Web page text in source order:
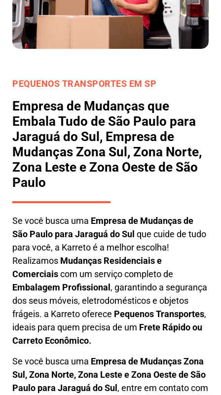
PEQUENOS TRANSPORTES EM SP
Empresa de Mudanças que
Embala Tudo de São Paulo para
Jaraguá do Sul, Empresa de
Mudanças Zona Sul, Zona Norte,
Zona Leste e Zona Oeste de São
Paulo
Se você busca uma Empresa de Mudanças de
São Paulo para Jaraguá do Sul que cuide de tudo
para você, a Karretoé a melhor escolha!
Realizamos Mudanças Residenciais e
Comerciaiscom um serviço completo de
Embalagem Profissional , garantindo a segurança
dos seus móveis, eletrodomésticos e objetos
frágeis. a Karretooferece Pequenos Transportes,
ideais para quem precisa de um Frete Rápido ou
Carreto Econômico.
Se você busca uma Empresa de Mudanças Zona
Sul, Zona Norte, Zona Leste e Zona Oestede São
Paulo para Jaraguá do Sul, entre em contato com